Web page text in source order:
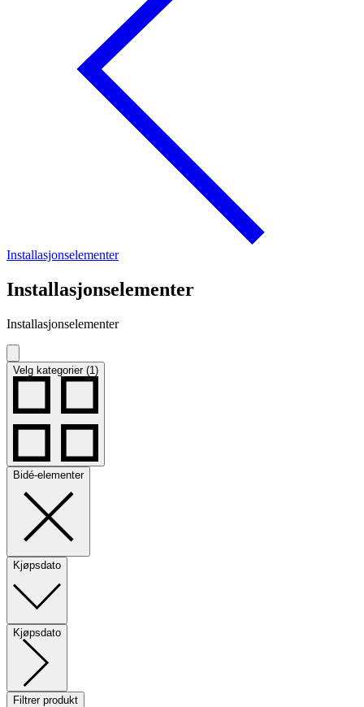
Installasjonselementer
Installasjonselementer
Installasjonselementer
Velg kategorier (1)
Bidé-elementer
Kjøpsdato
Kjøpsdato
Filtrer produkt